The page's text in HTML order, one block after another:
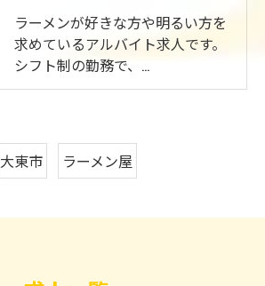
ラーメンが好きな方や明るい方を
求めているアルバイト求人です。
シフト制の勤務で、…
大東市 ラーメン屋